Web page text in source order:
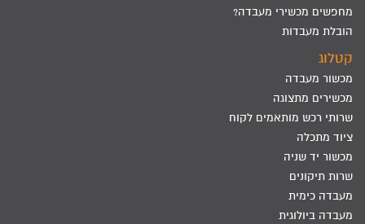
מחפשים מכשירי מעבדה?
הובלת מעבדות
קטלוג
מכשור מעבדה
מכשירים מתצוגה
שרותי רכש מותאמים לקוח
ציוד מתכלה
מכשור יד שניה
שרות תיקונים
מעבדה כימית
מעבדה ביולוגית